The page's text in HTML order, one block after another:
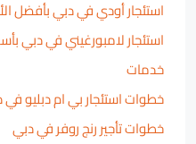
استئجار أودي في دبي بأفضل
استئجار لامبورغيني في دبي
خدمات
خطوات استئجار بي ام دبليو
خطوات تأجير رنج روفر في دبي